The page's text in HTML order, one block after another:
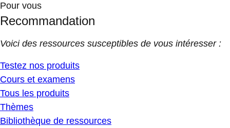
Pour vous
Recommandation
Voici des ressources susceptibles de vous intéresser :
Testez nos produits
Cours et examens
Tous les produits
Thèmes
Bibliothèque de ressources